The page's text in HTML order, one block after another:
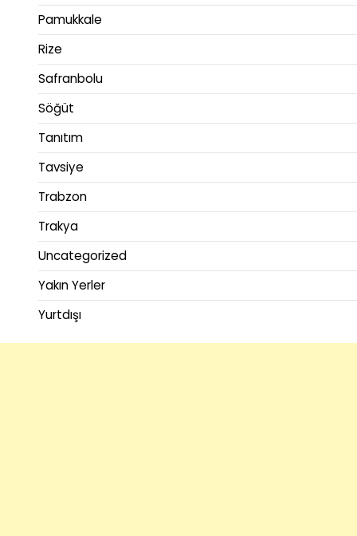
Pamukkale
Rize
Safranbolu
Söğüt
Tanıtım
Tavsiye
Trabzon
Trakya
Uncategorized
Yakın Yerler
Yurtdışı